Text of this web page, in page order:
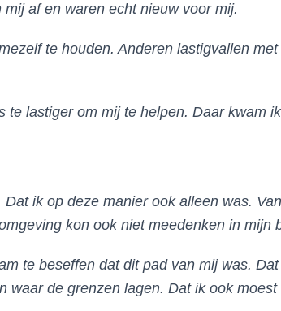
af en waren echt nieuw voor mij.
te houden. Anderen lastigvallen
lastiger om mij te helpen. Daar kwam
ik op deze manier ook alleen was.
kon ook niet meedenken in mijn
te beseffen dat dit pad van mij was.
waar de grenzen lagen. Dat ik ook